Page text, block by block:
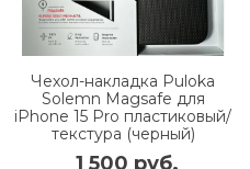
Чехол-накладка Puloka
Solemn Magsafe для
iPhone 15 Pro пластиковый/
текстура (черный)
1 500 руб.